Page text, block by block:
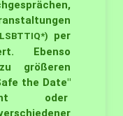
per
Ebenso
größeren
the Date"
oder